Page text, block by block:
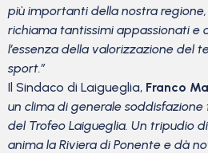
più importanti della nostra
richiama tantissimi appassionati e
l’essenza della valorizzazione del
sport.”
Il Sindaco di Laigueglia, Franco
un clima di generale
del Trofeo Laigueglia. Un tripudio
anima la Riviera di Ponente e dà